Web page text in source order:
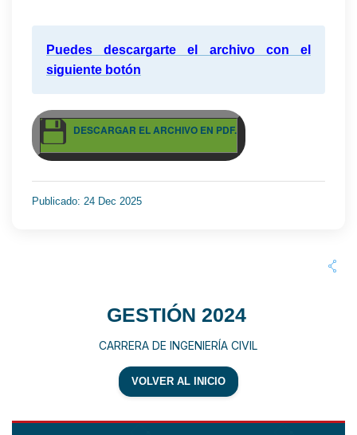
Puedes descargarte el archivo con el
siguiente botón
DESCARGAR EL ARCHIVO EN PDF.
Publicado: 24 Dec 2025
GESTIÓN 2024
CARRERA DE INGENIERÍA CIVIL
VOLVER AL INICIO